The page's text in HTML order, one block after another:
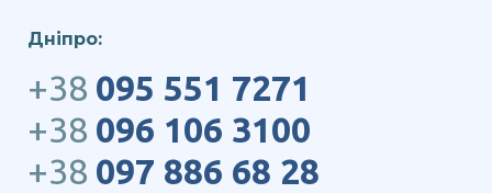
Дніпро:
+38 095 551 7271
+38 096 106 3100
+38 097 886 68 28